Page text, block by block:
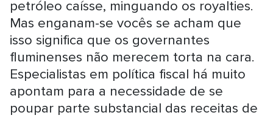
petróleo caísse, minguando os royalties.
Mas enganam-se vocês se acham que
isso significa que os governantes
fluminenses não merecem torta na cara.
Especialistas em política fiscal há muito
apontam para a necessidade de se
poupar parte substancial das receitas de